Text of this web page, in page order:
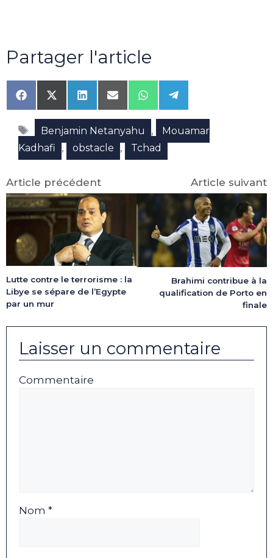
Partager l'article
Share
on
Facebook
Share
on
X
(Twitter)
Share
on
LinkedIn
Share
on
Email
Share
on
WhatsApp
Share
on
Telegram
Étiquettes
Benjamin Netanyahu ,
Mouamar
Kadhafi
, obstacle , Tchad
Article précédent
Lutte contre le terrorisme : la
Libye se sépare de l’Egypte
par un mur
Article suivant
Brahimi contribue à la
qualification de Porto en
finale
Laisser un commentaire
Commentaire
Nom *